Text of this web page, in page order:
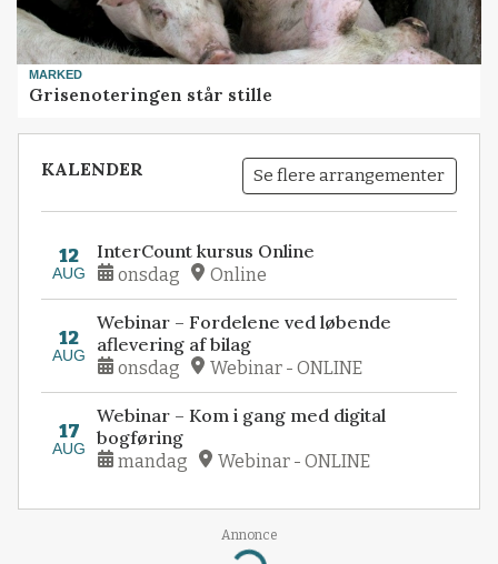
MARKED
Grisenoteringen står stille
KALENDER Se flere arrangementer
12
AUG
InterCount kursus Online
onsdag Online
12
AUG
Webinar – Fordelene ved løbende
aflevering af bilag
onsdag Webinar - ONLINE
17
AUG
Webinar – Kom i gang med digital
bogføring
mandag Webinar - ONLINE
Annonce